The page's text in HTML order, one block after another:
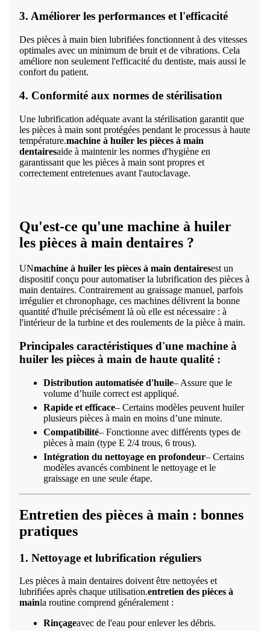
3. Améliorer les performances et l'efficacité
Des pièces à main bien lubrifiées fonctionnent à des vitesses
optimales avec un minimum de bruit et de vibrations. Cela
améliore non seulement l'efficacité du dentiste, mais aussi le
confort du patient.
4. Conformité aux normes de stérilisation
Une lubrification adéquate avant la stérilisation garantit que
les pièces à main sont protégées pendant le processus à haute
température.machine à huiler les pièces à main
dentairesaide à maintenir les normes d'hygiène en
garantissant que les pièces à main sont propres et
correctement entretenues avant l'autoclavage.
Qu'est-ce qu'une machine à huiler
les pièces à main dentaires ?
UNmachine à huiler les pièces à main dentairesest un
dispositif conçu pour automatiser la lubrification des pièces à
main dentaires. Contrairement au graissage manuel, parfois
irrégulier et chronophage, ces machines délivrent la bonne
quantité d'huile précisément là où elle est nécessaire : à
l'intérieur de la turbine et des roulements de la pièce à main.
Principales caractéristiques d'une machine à
huiler les pièces à main de haute qualité :
Distribution automatisée d'huile– Assure que le
volume d’huile correct est appliqué.
Rapide et efficace– Certains modèles peuvent huiler
plusieurs pièces à main en moins d’une minute.
Compatibilité– Fonctionne avec différents types de
pièces à main (type E 2/4 trous, 6 trous).
Intégration du nettoyage en profondeur– Certains
modèles avancés combinent le nettoyage et le
graissage en une seule étape.
Entretien des pièces à main : bonnes
pratiques
1. Nettoyage et lubrification réguliers
Les pièces à main dentaires doivent être nettoyées et
lubrifiées après chaque utilisation.entretien des pièces à
mainla routine comprend généralement :
Rinçageavec de l'eau pour enlever les débris.